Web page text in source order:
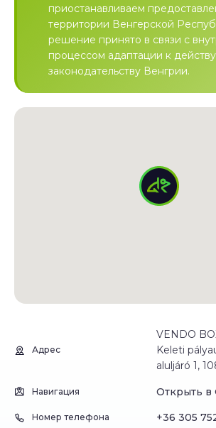
приостанавливаем
территории Венгерской
решение принято в связи с
процессом адаптации к
законодательству Венгрии.
Адрес
VENDO
Keleti
aluljáró 1,
Навигация Открыть в
Номер телефона +36 305